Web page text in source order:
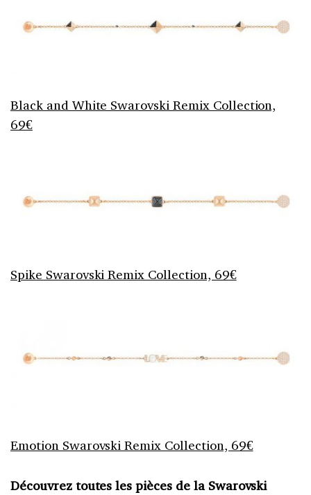
Black and White Swarovski Remix Collection,
69€
Spike Swarovski Remix Collection, 69€
Emotion Swarovski Remix Collection, 69€
Découvrez toutes les pièces de la Swarovski